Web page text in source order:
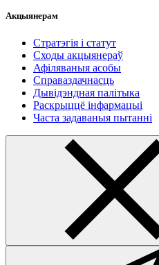
Акцыянерам
Стратэгія і статут
Сходы акцыянераў
Афіляваныя асобы
Справаздачнасць
Дывідэндная палітыка
Раскрыццё інфармацыі
Часта задаваныя пытанні